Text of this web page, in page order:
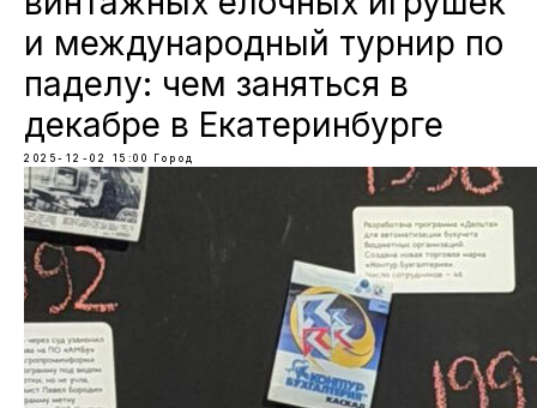
и международный турнир по
паделу: чем заняться в
декабре в Екатеринбурге
2025-12-02 15:00 Город